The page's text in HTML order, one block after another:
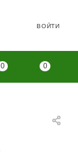
ВОЙТИ
0 0